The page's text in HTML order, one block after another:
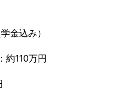
金込み）
約110万円